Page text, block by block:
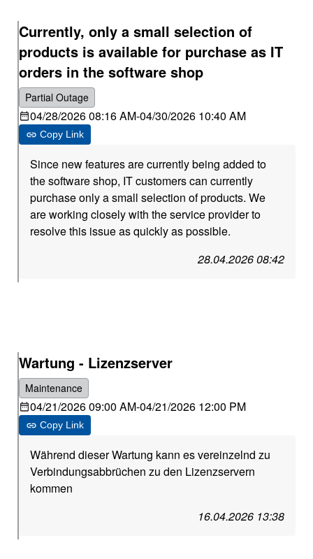
Currently, only a small selection of
products is available for purchase as IT
orders in the software shop
Partial Outage
04/28/2026 08:16 AM-04/30/2026 10:40 AM
Copy Link
Since new features are currently being added to
the software shop, IT customers can currently
purchase only a small selection of products. We
are working closely with the service provider to
resolve this issue as quickly as possible.
28.04.2026 08:42
Wartung - Lizenzserver
Maintenance
04/21/2026 09:00 AM-04/21/2026 12:00 PM
Copy Link
Während dieser Wartung kann es vereinzelnd zu
Verbindungsabbrüchen zu den Lizenzservern
kommen
16.04.2026 13:38